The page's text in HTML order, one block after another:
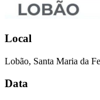
Local
Lobão, Santa Maria da
Data